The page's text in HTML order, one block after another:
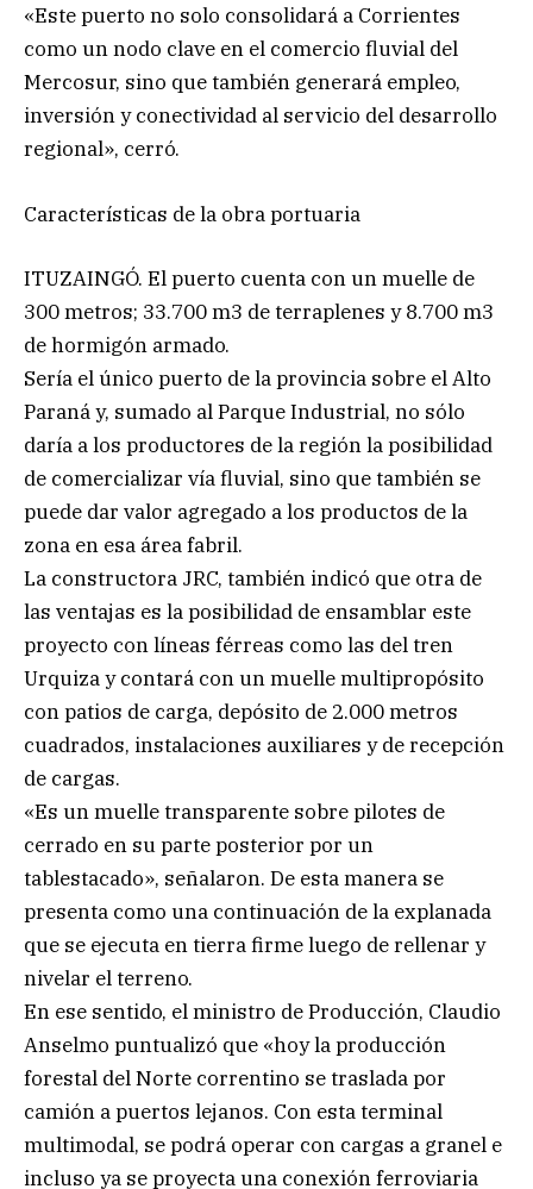
«Este puerto no solo consolidará a Corrientes
como un nodo clave en el comercio fluvial del
Mercosur, sino que también generará empleo,
inversión y conectividad al servicio del desarrollo
regional», cerró.
Características de la obra portuaria
ITUZAINGÓ. El puerto cuenta con un muelle de
300 metros; 33.700 m3 de terraplenes y 8.700 m3
de hormigón armado.
Sería el único puerto de la provincia sobre el Alto
Paraná y, sumado al Parque Industrial, no sólo
daría a los productores de la región la posibilidad
de comercializar vía fluvial, sino que también se
puede dar valor agregado a los productos de la
zona en esa área fabril.
La constructora JRC, también indicó que otra de
las ventajas es la posibilidad de ensamblar este
proyecto con líneas férreas como las del tren
Urquiza y contará con un muelle multipropósito
con patios de carga, depósito de 2.000 metros
cuadrados, instalaciones auxiliares y de recepción
de cargas.
«Es un muelle transparente sobre pilotes de
cerrado en su parte posterior por un
tablestacado», señalaron. De esta manera se
presenta como una continuación de la explanada
que se ejecuta en tierra firme luego de rellenar y
nivelar el terreno.
En ese sentido, el ministro de Producción, Claudio
Anselmo puntualizó que «hoy la producción
forestal del Norte correntino se traslada por
camión a puertos lejanos. Con esta terminal
multimodal, se podrá operar con cargas a granel e
incluso ya se proyecta una conexión ferroviaria